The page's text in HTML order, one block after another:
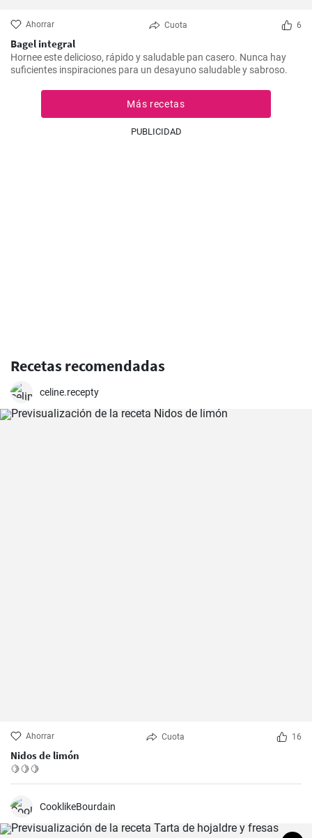
Ahorrar Cuota 6
Bagel integral
Hornee este delicioso, rápido y saludable pan casero. Nunca hay
suficientes inspiraciones para un desayuno saludable y sabroso.
Más recetas
PUBLICIDAD
Recetas recomendadas
celine.recepty
Ahorrar Cuota 16
Nidos de limón
🍋🍋🍋
CooklikeBourdain